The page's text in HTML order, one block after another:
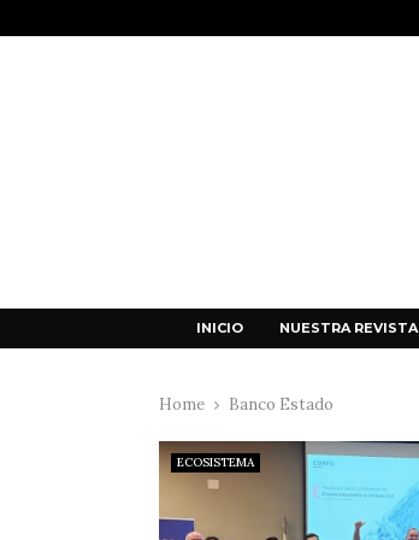
INICIO NUESTRA REVISTA
Home Banco Estado
ECOSISTEMA